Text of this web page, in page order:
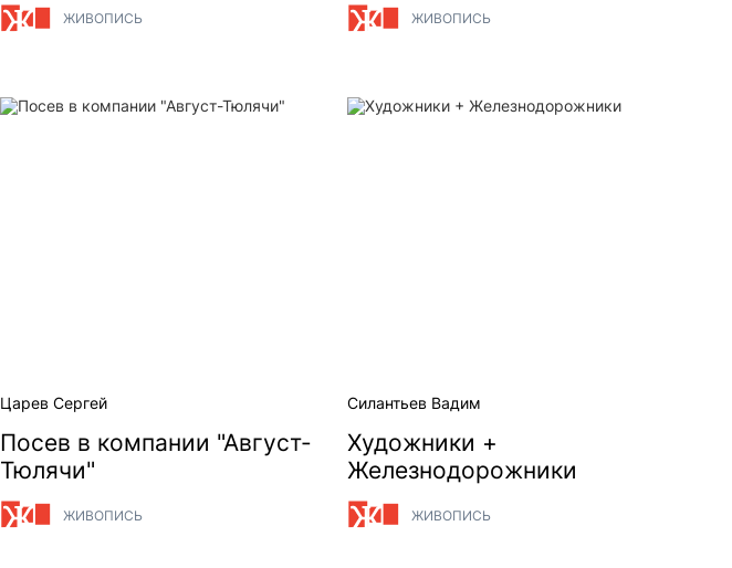
ЖИВОПИСЬ ЖИВОПИСЬ
Посев в компании "Август-Тюлячи"
Царев Сергей
Посев в компании "Август-
Тюлячи"
ЖИВОПИСЬ
Художники + Железнодорожники
Силантьев Вадим
Художники +
Железнодорожники
ЖИВОПИСЬ